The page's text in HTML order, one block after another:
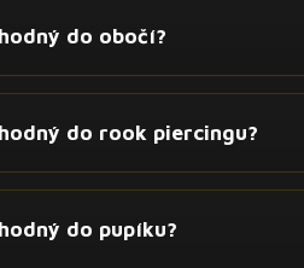
do obočí?
do rook piercingu?
do pupíku?